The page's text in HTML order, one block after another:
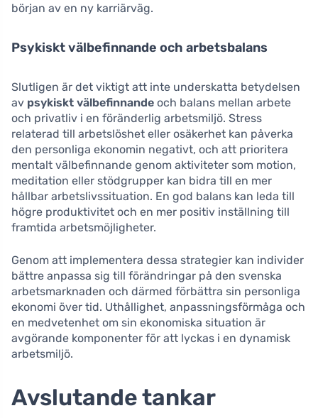
början av en ny karriärväg.
Psykiskt välbefinnande och arbetsbalans
Slutligen är det viktigt att inte underskatta betydelsen
av psykiskt välbefinnande och balans mellan arbete
och privatliv i en föränderlig arbetsmiljö. Stress
relaterad till arbetslöshet eller osäkerhet kan påverka
den personliga ekonomin negativt, och att prioritera
mentalt välbefinnande genom aktiviteter som motion,
meditation eller stödgrupper kan bidra till en mer
hållbar arbetslivssituation. En god balans kan leda till
högre produktivitet och en mer positiv inställning till
framtida arbetsmöjligheter.
Genom att implementera dessa strategier kan individer
bättre anpassa sig till förändringar på den svenska
arbetsmarknaden och därmed förbättra sin personliga
ekonomi över tid. Uthållighet, anpassningsförmåga och
en medvetenhet om sin ekonomiska situation är
avgörande komponenter för att lyckas i en dynamisk
arbetsmiljö.
Avslutande tankar